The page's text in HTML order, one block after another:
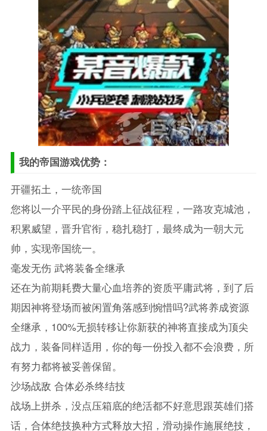
我的帝国游戏优势：
开疆拓土，一统帝国
您将以一介平民的身份踏上征战征程，一路攻克城池，
积累威望，晋升官衔，稳扎稳打，最终成为一朝大元
帅，实现帝国统一。
毫发无伤 武将装备全继承
还在为前期耗费大量心血培养的资质平庸武将，到了后
期因神将登场而被闲置角落感到惋惜吗?武将养成资源
全继承，100%无损转移让你新获的神将直接成为顶尖
战力，装备同样适用，你的每一份投入都不会浪费，所
有努力都将被妥善保留。
沙场战敌 合体必杀终结技
战场上拼杀，没点压箱底的绝活都不好意思跟英雄们搭
话，合体绝技换种方式释放大招，滑动操作施展绝技，